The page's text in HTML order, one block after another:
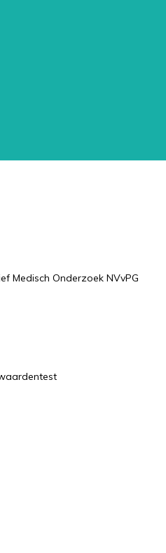
Medisch Onderzoek NVvPG